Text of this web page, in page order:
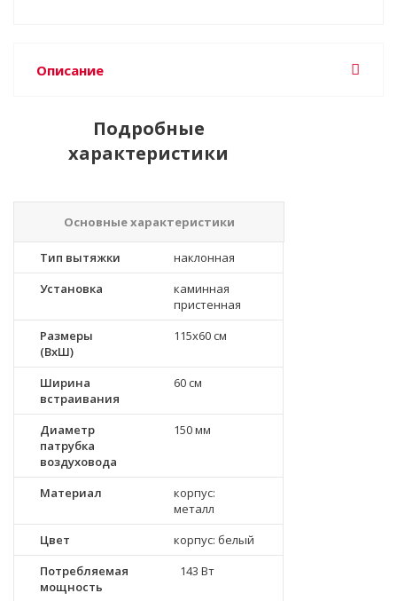
Описание
Подробные
характеристики
Основные характеристики
Тип вытяжки
наклонная
Установка
каминная
пристенная
Размеры
(ВхШ)
115х60 см
Ширина
встраивания
60 см
Диаметр
патрубка
воздуховода
150 мм
Материал
корпус:
металл
Цвет
корпус: белый
Потребляемая
мощность
143 Вт